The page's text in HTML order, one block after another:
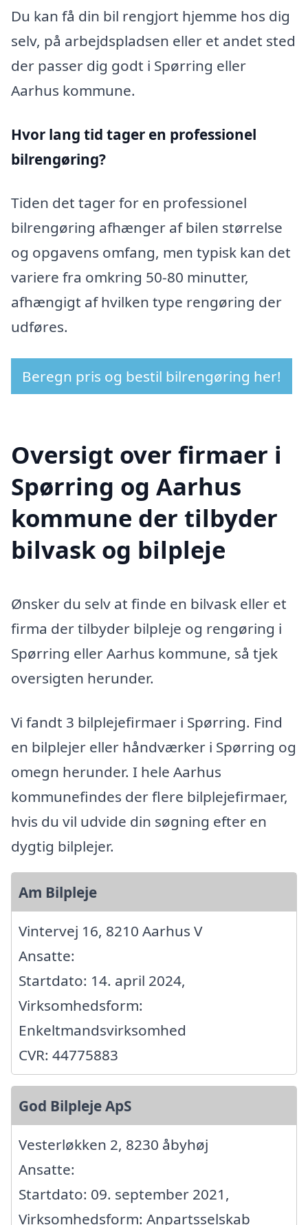
Du kan få din bil rengjort hjemme hos dig
selv, på arbejdspladsen eller et andet sted
der passer dig godt i Spørring eller
Aarhus kommune.
Hvor lang tid tager en professionel
bilrengøring?
Tiden det tager for en professionel
bilrengøring afhænger af bilen størrelse
og opgavens omfang, men typisk kan det
variere fra omkring 50-80 minutter,
afhængigt af hvilken type rengøring der
udføres.
Beregn pris og bestil bilrengøring her!
Oversigt over firmaer i
Spørring og Aarhus
kommune der tilbyder
bilvask og bilpleje
Ønsker du selv at finde en bilvask eller et
firma der tilbyder bilpleje og rengøring i
Spørring eller Aarhus kommune, så tjek
oversigten herunder.
Vi fandt 3 bilplejefirmaer i Spørring. Find
en bilplejer eller håndværker i Spørring og
omegn herunder. I hele Aarhus
kommunefindes der flere bilplejefirmaer,
hvis du vil udvide din søgning efter en
dygtig bilplejer.
Am Bilpleje
Vintervej 16, 8210 Aarhus V
Ansatte:
Startdato: 14. april 2024,
Virksomhedsform:
Enkeltmandsvirksomhed
CVR: 44775883
God Bilpleje ApS
Vesterløkken 2, 8230 åbyhøj
Ansatte:
Startdato: 09. september 2021,
Virksomhedsform: Anpartsselskab